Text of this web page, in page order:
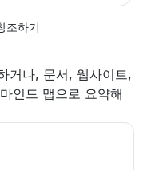
조하기
거나, 문서, 웹사이트,
인드 맵으로 요약해